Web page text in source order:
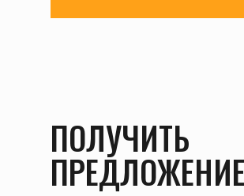
ПОЛУЧИТЬ
ПРЕДЛОЖЕНИЕ